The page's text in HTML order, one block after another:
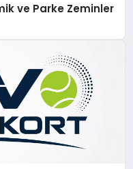
ve Parke Zeminler